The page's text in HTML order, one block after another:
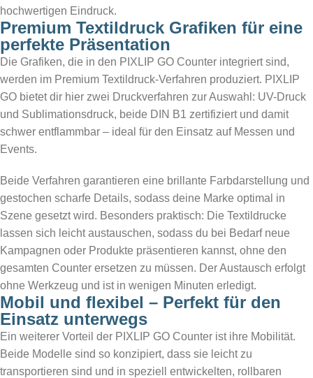
hochwertigen Eindruck.
Premium Textildruck Grafiken für eine
perfekte Präsentation
Die Grafiken, die in den PIXLIP GO Counter integriert sind,
werden im Premium Textildruck-Verfahren produziert. PIXLIP
GO bietet dir hier zwei Druckverfahren zur Auswahl: UV-Druck
und Sublimationsdruck, beide DIN B1 zertifiziert und damit
schwer entflammbar – ideal für den Einsatz auf Messen und
Events.
Beide Verfahren garantieren eine brillante Farbdarstellung und
gestochen scharfe Details, sodass deine Marke optimal in
Szene gesetzt wird. Besonders praktisch: Die Textildrucke
lassen sich leicht austauschen, sodass du bei Bedarf neue
Kampagnen oder Produkte präsentieren kannst, ohne den
gesamten Counter ersetzen zu müssen. Der Austausch erfolgt
ohne Werkzeug und ist in wenigen Minuten erledigt.
Mobil und flexibel – Perfekt für den
Einsatz unterwegs
Ein weiterer Vorteil der PIXLIP GO Counter ist ihre Mobilität.
Beide Modelle sind so konzipiert, dass sie leicht zu
transportieren sind und in speziell entwickelten, rollbaren